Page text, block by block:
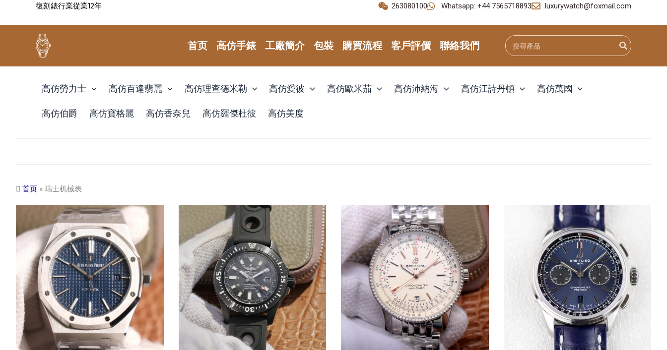
復刻錶行業從業12年 263080100 Whatsapp: +44 7565718893 luxurywatch@foxmail.com
首页 高仿手錶 工廠簡介 包裝 購買流程 客戶評價 聯絡我們
Search
for:
高仿勞力士 高仿百達翡麗 高仿理查德米勒 高仿愛彼 高仿歐米茄 高仿沛納海 高仿江詩丹頓 高仿萬國
高仿伯爵 高仿寶格麗 高仿香奈兒 高仿羅傑杜彼 高仿美度
首页 » 瑞士机械表